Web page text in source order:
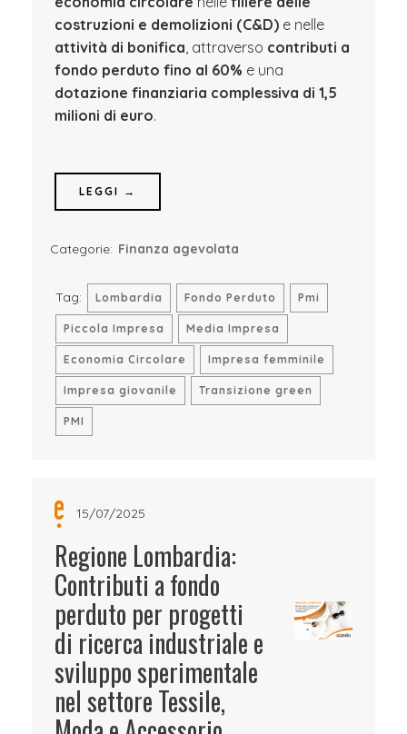
costruzioni e demolizioni (C&D) e nelle
attività di bonifica, attraverso contributi a
fondo perduto fino al 60% e una
dotazione finanziaria complessiva di 1,5
milioni di euro.
LEGGI →
Categorie: Finanza agevolata
Tag: Lombardia Fondo Perduto Pmi
Piccola Impresa Media Impresa
Economia Circolare Impresa femminile
Impresa giovanile Transizione green
PMI
15/07/2025
Regione Lombardia:
Contributi a fondo
perduto per progetti
di ricerca industriale e
sviluppo sperimentale
nel settore Tessile,